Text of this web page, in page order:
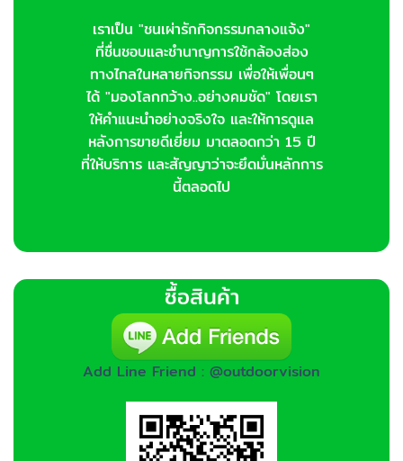
เราเป็น "ชนเผ่ารักกิจกรรมกลางแจ้ง"
ที่ชื่นชอบและชำนาญการใช้กล้องส่อง
ทางไกลในหลายกิจกรรม เพื่อให้เพื่อนๆ
ได้ "มองโลกกว้าง..อย่างคมชัด" โดยเรา
ให้คำแนะนำอย่างจริงใจ และให้การดูแล
หลังการขายดีเยี่ยม มาตลอดกว่า 15 ปี
ที่ให้บริการ และสัญญาว่าจะยึดมั่นหลักการ
นี้ตลอดไป
ซื้อสินค้า
Add Line Friend : @outdoorvision